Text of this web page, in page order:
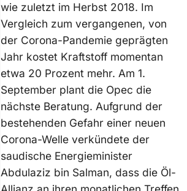
wie zuletzt im Herbst 2018. Im
Vergleich zum vergangenen, von
der Corona-Pandemie geprägten
Jahr kostet Kraftstoff momentan
etwa 20 Prozent mehr. Am 1.
September plant die Opec die
nächste Beratung. Aufgrund der
bestehenden Gefahr einer neuen
Corona-Welle verkündete der
saudische Energieminister
Abdulaziz bin Salman, dass die Öl-